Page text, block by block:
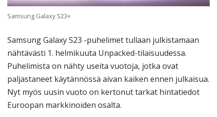
Samsung Galaxy S23+
Samsung Galaxy S23 -puhelimet tullaan julkistamaan
nähtävästi 1. helmikuuta Unpacked-tilaisuudessa.
Puhelimista on nähty useita vuotoja, jotka ovat
paljastaneet käytännössä aivan kaiken ennen julkaisua.
Nyt myös uusin vuoto on kertonut tarkat hintatiedot
Euroopan markkinoiden osalta.